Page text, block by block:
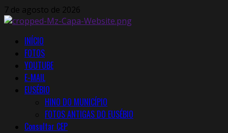
Skip
to
7 de agosto de 2026
Primary
Menu
INÍCIO
FOTOS
YOUTUBE
E-MAIL
EUSÉBIO
HINO DO MUNICÍPIO
FOTOS ANTIGAS DO EUSÉBIO
Consultar CEP